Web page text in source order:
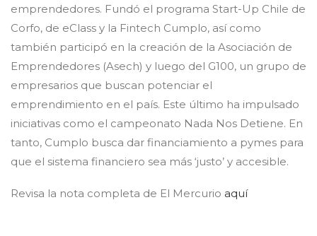
emprendedores. Fundó el programa Start-Up Chile de
Corfo, de eClass y la Fintech Cumplo, así como
también participó en la creación de la Asociación de
Emprendedores (Asech) y luego del G100, un grupo de
empresarios que buscan potenciar el
emprendimiento en el país. Este último ha impulsado
iniciativas como el campeonato Nada Nos Detiene. En
tanto, Cumplo busca dar financiamiento a pymes para
que el sistema financiero sea más ‘justo’ y accesible.
Revisa la nota completa de El Mercurio aquí